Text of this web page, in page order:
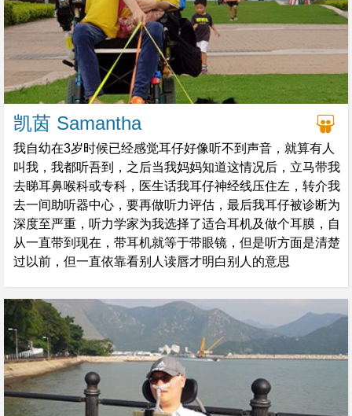
凯茵 Samantha
我自幼在3岁时候已经感觉耳仔好像听不到声音，就算有人
叫我，我都听吾到，之后当我妈妈知道这情况后，立马带我
去睇耳鼻喉科或专科，医生话我耳仔神经线压住左，转介我
去一间助听器中心，要再做听力评估，最后我耳仔被诊断为
深度至严重，听力学家为我选择了适合耳机及做个耳膜，自
从一直带到现在，带耳机就等于带眼镜，但是听方面是清楚
过以前，但一直依靠看别人读唇才明白别人的意思